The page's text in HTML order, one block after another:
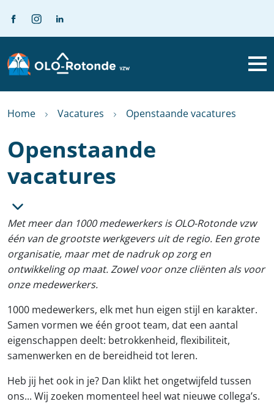
Home Vacatures Openstaande vacatures
Openstaande
vacatures
Met meer dan 1000 medewerkers is OLO-Rotonde vzw
één van de grootste werkgevers uit de regio. Een grote
organisatie, maar met de nadruk op zorg en
ontwikkeling op maat. Zowel voor onze cliënten als voor
onze medewerkers.
1000 medewerkers, elk met hun eigen stijl en karakter.
Samen vormen we één groot team, dat een aantal
eigenschappen deelt: betrokkenheid, flexibiliteit,
samenwerken en de bereidheid tot leren.
Heb jij het ook in je? Dan klikt het ongetwijfeld tussen
ons... Wij zoeken momenteel heel wat nieuwe collega’s.